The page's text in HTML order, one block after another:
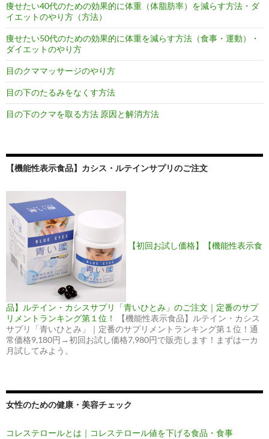
痩せたい40代のための効果的に体重（体脂肪率）を減らす方法・ダ
イエットのやり方（方法）
痩せたい50代のための効果的に体重を減らす方法（食事・運動）・
ダイエットのやり方
目のクママッサージのやり方
目の下のたるみをなくす方法
目の下のクマを取る方法 原因と解消方法
【機能性表示食品】カシス・ルテインサプリのご注文
【初回お試し価格】【機能性表示食
品】ルテイン・カシスサプリ「青いひとみ」のご注文｜定番のサプ
リメントランキング第１位！
【機能性表示食品】ルテイン・カシス
サプリ「青いひとみ」｜定番のサプリメントランキング第１位！通
常価格9,180円→初回お試し価格7,980円で販売します！まずは一カ
月試してみよう。
女性のための健康・美容チェック
コレステロールとは｜コレステロール値を下げる食品・食事